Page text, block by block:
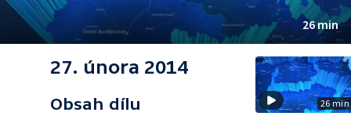
26 min
27. února 2014
Obsah dílu
26 min